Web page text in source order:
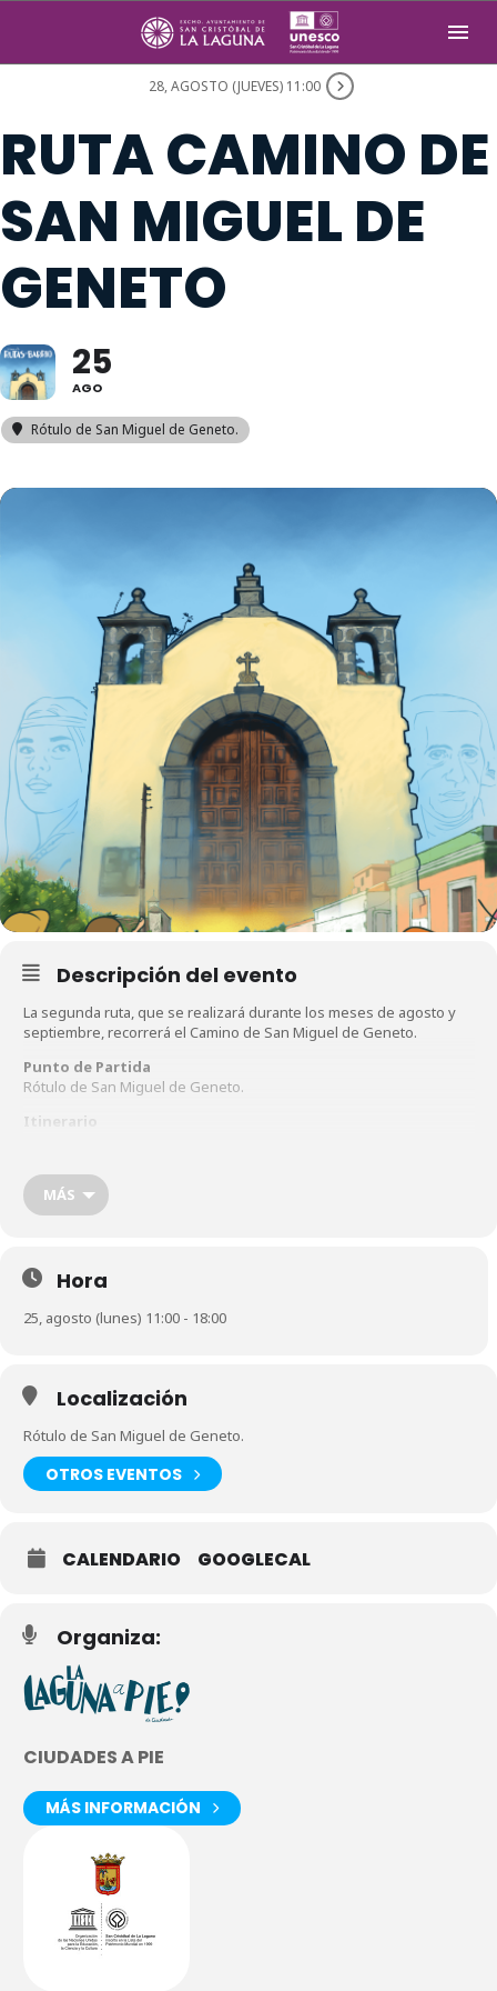
THIS IS A REPEATING EVENT
28, AGOSTO (JUEVES) 11:00
RUTA CAMINO DE
SAN MIGUEL DE
GENETO
25
AGO
Rótulo de San Miguel de Geneto.
Descripción del evento
La segunda ruta, que se realizará durante los meses de agosto y
septiembre, recorrerá el Camino de San Miguel de Geneto.
Punto de Partida
Rótulo de San Miguel de Geneto.
Itinerario
izquierda y continúa hasta la rotonda del Padre Ancheta, donde
finalizará la ruta. El regreso se hace por el lado izquierdo, pasando
frente a la Ermita de San Miguel
60-90 minutos. Incluye un obsequio del equipo de Ciudades a Pie
pastelería Zulay.
MÁS
Hora
25, agosto (lunes) 11:00 - 18:00
Localización
Rótulo de San Miguel de Geneto.
OTROS EVENTOS
CALENDARIO GOOGLECAL
Organiza:
CIUDADES A PIE
MÁS INFORMACIÓN